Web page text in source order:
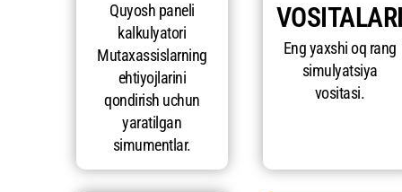
Quyosh paneli
kalkulyatori
Mutaxassislarning
ehtiyojlarini
qondirish uchun
yaratilgan
simumentlar.
Eng yaxshi oq rang
simulyatsiya
vositasi.